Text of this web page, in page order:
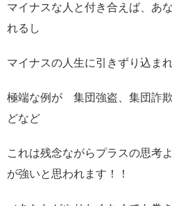
マイナスな人と付き合えば、あ
れるし
マイナスの人生に引きずり込ま
極端な例が 集団強盗、集団詐
どなど
これは残念ながらプラスの思考
が強いと思われます！！